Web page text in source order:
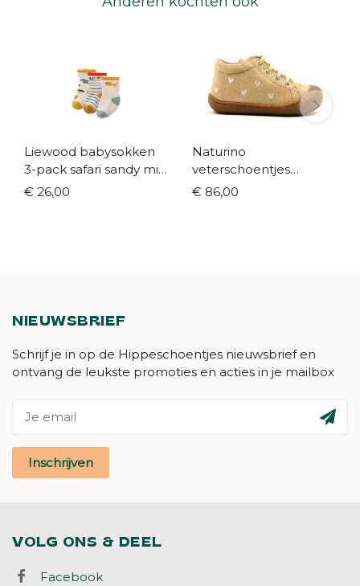
Liewood babysokken
3-pack safari sandy mix
(maat 17/18-22/24)
€ 26,00
Naturino
veterschoentjes
zachtgoud hartjes
€ 86,00
NIEUWSBRIEF
Schrijf je in op de Hippeschoentjes nieuwsbrief en
ontvang de leukste promoties en acties in je mailbox
Inschrijven
VOLG ONS & DEEL
Facebook